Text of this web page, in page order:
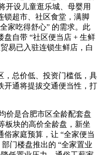
设儿童逛乐城、母婴用
锁超市、社区食堂，满脚
家吃得舒心” 的需求。此
自带 “社区便当店 + 生鲜
易已入驻连锁生鲜店，白
总价低、投资门槛低，具
开通将提拔交通便当性，打
是合肥市区全龄配套盘
板块的高价全龄盘，新坐
俗家庭预算，让 “全家便当
门楼盘推出的 “全家置业